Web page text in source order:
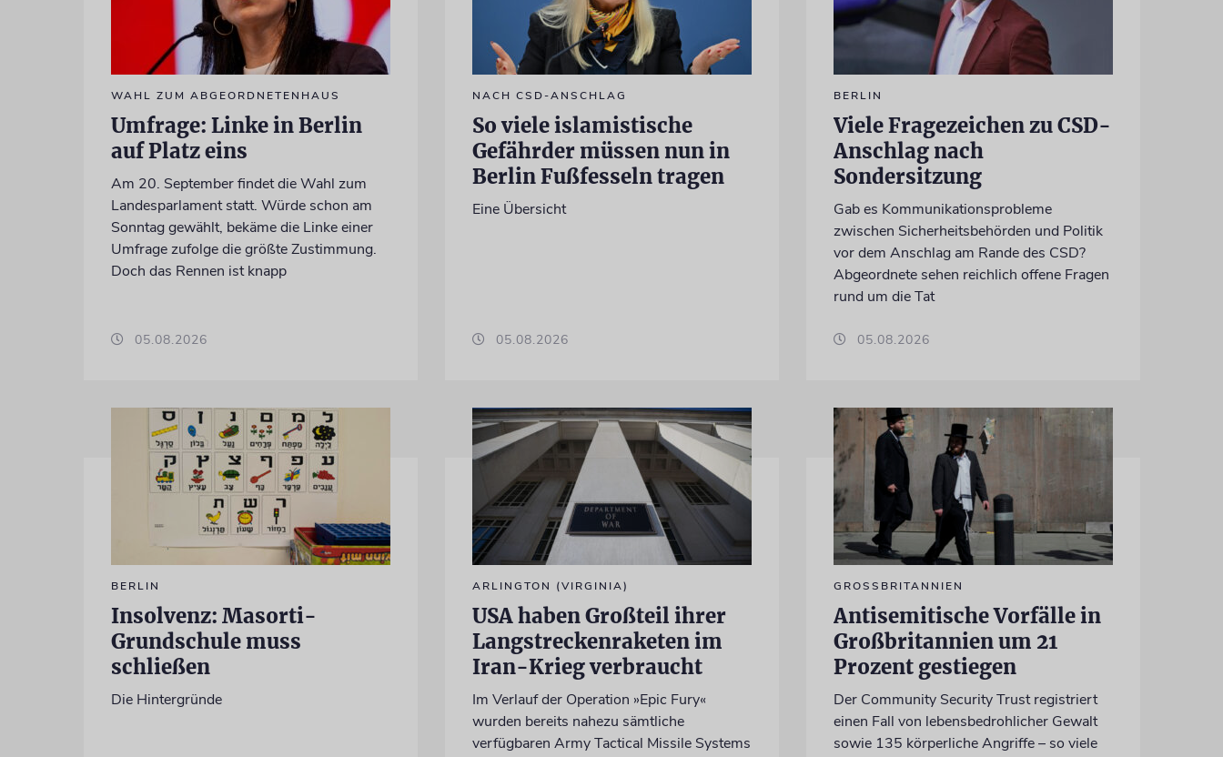
WAHL ZUM ABGEORDNETENHAUS
Umfrage: Linke in Berlin
auf Platz eins
Am 20. September findet die Wahl zum
Landesparlament statt. Würde schon am
Sonntag gewählt, bekäme die Linke einer
Umfrage zufolge die größte Zustimmung.
Doch das Rennen ist knapp
05.08.2026
NACH CSD-ANSCHLAG
So viele islamistische
Gefährder müssen nun in
Berlin Fußfesseln tragen
Eine Übersicht
05.08.2026
BERLIN
Viele Fragezeichen zu CSD-
Anschlag nach
Sondersitzung
Gab es Kommunikationsprobleme
zwischen Sicherheitsbehörden und Politik
vor dem Anschlag am Rande des CSD?
Abgeordnete sehen reichlich offene Fragen
rund um die Tat
05.08.2026
BERLIN
Insolvenz: Masorti-
Grundschule muss
schließen
Die Hintergründe
ARLINGTON (VIRGINIA)
USA haben Großteil ihrer
Langstreckenraketen im
Iran-Krieg verbraucht
Im Verlauf der Operation »Epic Fury«
wurden bereits nahezu sämtliche
verfügbaren Army Tactical Missile Systems
GROSSBRITANNIEN
Antisemitische Vorfälle in
Großbritannien um 21
Prozent gestiegen
Der Community Security Trust registriert
einen Fall von lebensbedrohlicher Gewalt
sowie 135 körperliche Angriffe – so viele